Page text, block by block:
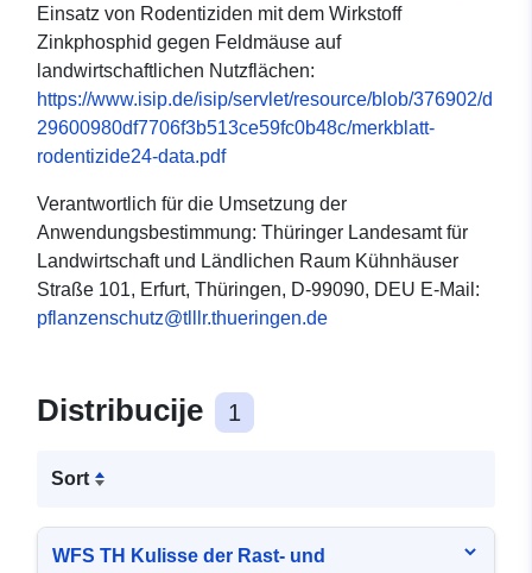
Einsatz von Rodentiziden mit dem Wirkstoff
Zinkphosphid gegen Feldmäuse auf
landwirtschaftlichen Nutzflächen:
https://www.isip.de/isip/servlet/resource/blob/376902/d
29600980df7706f3b513ce59fc0b48c/merkblatt-
rodentizide24-data.pdf
Verantwortlich für die Umsetzung der
Anwendungsbestimmung: Thüringer Landesamt für
Landwirtschaft und Ländlichen Raum Kühnhäuser
Straße 101, Erfurt, Thüringen, D-99090, DEU E-Mail:
pflanzenschutz@tlllr.thueringen.de
Distribucije 1
Sort
WFS TH Kulisse der Rast- und